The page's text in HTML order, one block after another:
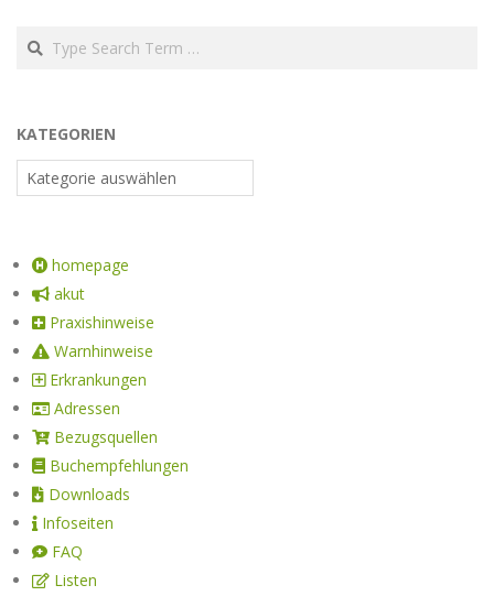
KATEGORIEN
homepage
akut
Praxishinweise
Warnhinweise
Erkrankungen
Adressen
Bezugsquellen
Buchempfehlungen
Downloads
Infoseiten
FAQ
Listen